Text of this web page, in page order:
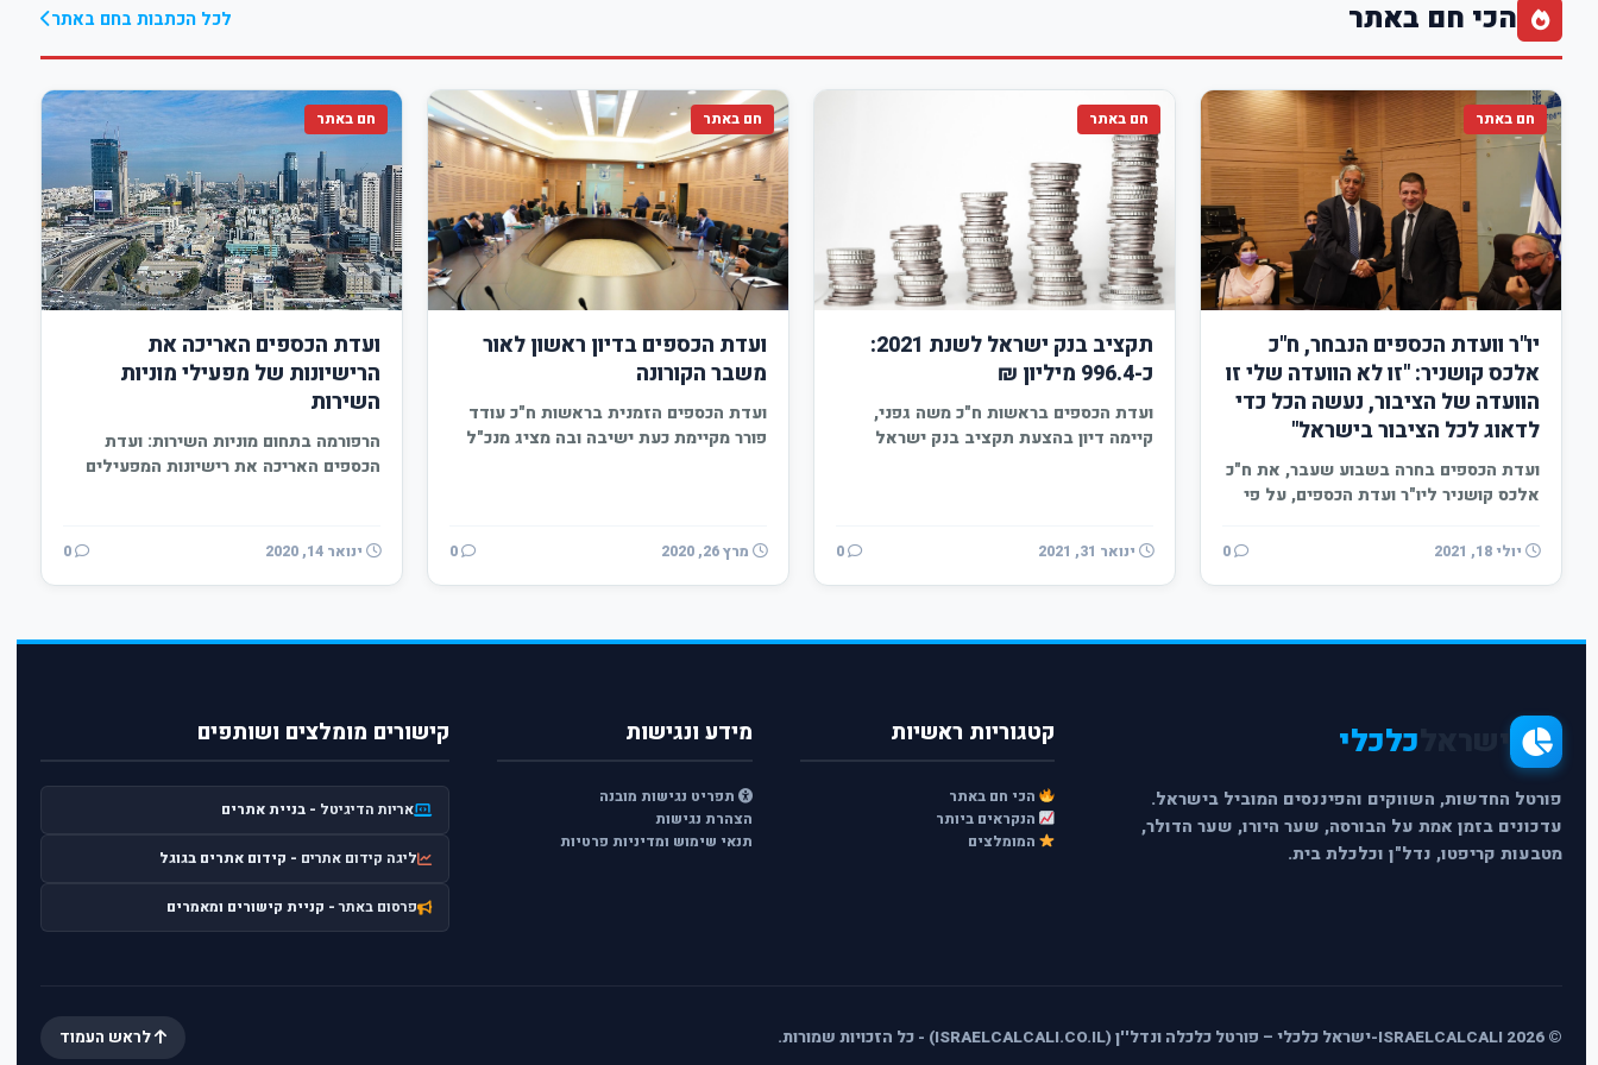
הכי חם באתר לכל הכתבות בחם באתר
חם באתר
יו"ר וועדת הכספים הנבחר, ח"כ
אלכס קושניר: "זו לא הוועדה שלי זו
הוועדה של הציבור, נעשה הכל כדי
לדאוג לכל הציבור בישראל"
ועדת הכספים בחרה בשבוע שעבר, את ח"כ
אלכס קושניר ליו"ר ועדת הכספים, על פי
יולי 18, 2021
חם באתר
תקציב בנק ישראל לשנת 2021:
כ-996.4 מיליון ₪
ועדת הכספים בראשות ח"כ משה גפני,
קיימה דיון בהצעת תקציב בנק ישראל
ינואר 31, 2021
חם באתר
ועדת הכספים בדיון ראשון לאור
משבר הקורונה
ועדת הכספים הזמנית בראשות ח"כ עודד
פורר מקיימת כעת ישיבה ובה מציג מנכ"ל
מרץ 26, 2020
חם באתר
ועדת הכספים האריכה את
הרישיונות של מפעילי מוניות
השירות
הרפורמה בתחום מוניות השירות: ועדת
הכספים האריכה את רישיונות המפעילים
ינואר 14, 2020
כלכלי
פורטל החדשות, השווקים והפיננסים המוביל בישראל.
עדכונים בזמן אמת על הבורסה, שער היורו, שער הדולר,
מטבעות קריפטו, נדל"ן וכלכלת בית.
קטגוריות ראשיות
הכי חם באתר
הנקראים ביותר
המומלצים
מידע ונגישות
תפריט נגישות מובנה
הצהרת נגישות
תנאי שימוש ומדיניות פרטיות
קישורים מומלצים ושותפים
אריות הדיגיטל - בניית אתרים
ליגה קידום אתרים - קידום אתרים בגוגל
פרסום באתר- קניית קישורים ומאמרים
© 2026 ISRAELCALCALI-ישראל כלכלי – פורטל כלכלה ונדל''ן (ISRAELCALCALI.CO.IL) - כל הזכויות שמורות. לראש העמוד